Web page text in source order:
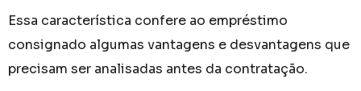
Essa característica confere ao empréstimo
consignado algumas vantagens e desvantagens que
precisam ser analisadas antes da contratação.